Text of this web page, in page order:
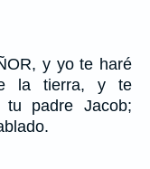
y yo te haré
la tierra, y te
padre Jacob;